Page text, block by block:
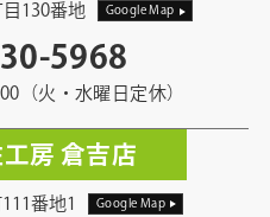
130番地 Google Map
5968
（火・水曜日定休）
房 倉吉店
番地1 Google Map